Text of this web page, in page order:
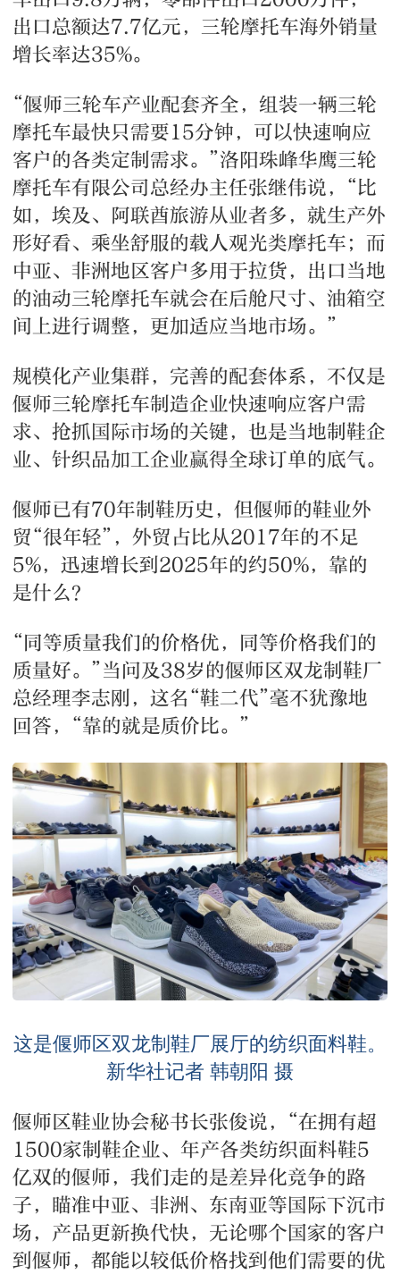
出口总额达7.7亿元，三轮摩托车海外销量
增长率达35%。
“偃师三轮车产业配套齐全，组装一辆三轮
摩托车最快只需要15分钟，可以快速响应
客户的各类定制需求。”洛阳珠峰华鹰三轮
摩托车有限公司总经办主任张继伟说，“比
如，埃及、阿联酋旅游从业者多，就生产外
形好看、乘坐舒服的载人观光类摩托车；而
中亚、非洲地区客户多用于拉货，出口当地
的油动三轮摩托车就会在后舱尺寸、油箱空
间上进行调整，更加适应当地市场。”
规模化产业集群，完善的配套体系，不仅是
偃师三轮摩托车制造企业快速响应客户需
求、抢抓国际市场的关键，也是当地制鞋企
业、针织品加工企业赢得全球订单的底气。
偃师已有70年制鞋历史，但偃师的鞋业外
贸“很年轻”，外贸占比从2017年的不足
5%，迅速增长到2025年的约50%，靠的
是什么？
“同等质量我们的价格优，同等价格我们的
质量好。”当问及38岁的偃师区双龙制鞋厂
总经理李志刚，这名“鞋二代”毫不犹豫地
回答，“靠的就是质价比。”
这是偃师区双龙制鞋厂展厅的纺织面料鞋。
新华社记者 韩朝阳 摄
偃师区鞋业协会秘书长张俊说，“在拥有超
1500家制鞋企业、年产各类纺织面料鞋5
亿双的偃师，我们走的是差异化竞争的路
子，瞄准中亚、非洲、东南亚等国际下沉市
场，产品更新换代快，无论哪个国家的客户
到偃师，都能以较低价格找到他们需要的优